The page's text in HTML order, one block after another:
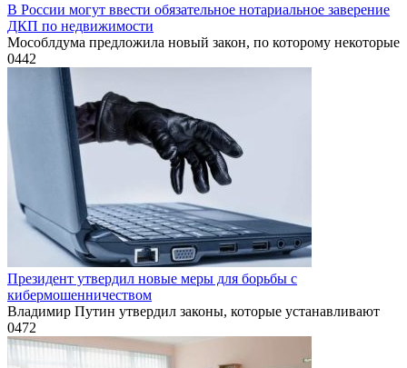
В России могут ввести обязательное нотариальное заверение
ДКП по недвижимости
Мособлдума предложила новый закон, по которому некоторые
0442
Президент утвердил новые меры для борьбы с
кибермошенничеством
Владимир Путин утвердил законы, которые устанавливают
0472